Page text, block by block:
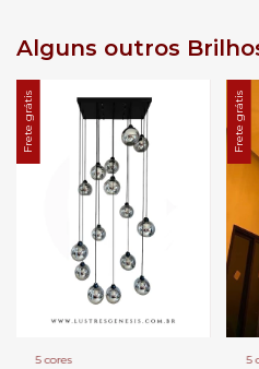
Alguns outros
Frete grátis
5 cores
Frete grátis
5